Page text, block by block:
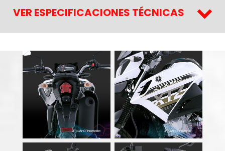
VER ESPECIFICACIONES TÉCNICAS